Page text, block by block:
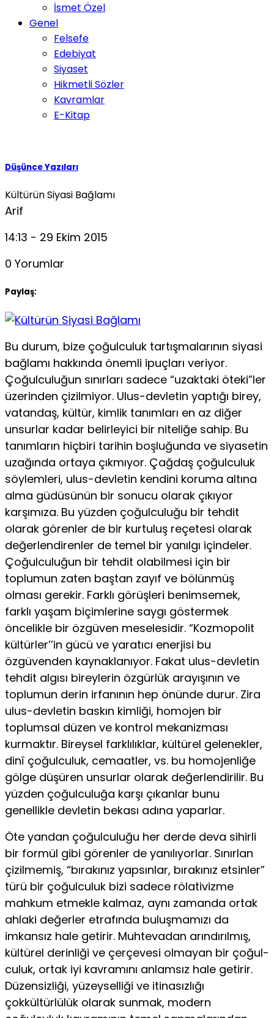
İsmet Özel
Genel
Felsefe
Edebiyat
Siyaset
Hikmetli Sözler
Kavramlar
E-Kitap
Düşünce Yazıları
Kültürün Siyasi Bağlamı
Arif
14:13 - 29 Ekim 2015
0 Yorumlar
Paylaş:
Bu durum, bize çoğulculuk tartışmalarının siyasi
bağlamı hakkında önemli ipuçları veriyor.
Çoğulculuğun sınırları sadece “uzaktaki öteki”ler
üzerinden çizilmiyor. Ulus-devletin yaptı­ğı birey,
vatandaş, kültür, kimlik tanımları en az diğer
unsurlar kadar belirleyici bir niteliğe sahip. Bu
tanımların hiçbiri tarihin boşluğunda ve siyasetin
uzağında ortaya çıkmıyor. Çağdaş çoğul­culuk
söylemleri, ulus-devletin kendini koruma altına
alma gü­düsünün bir sonucu olarak çıkıyor
karşımıza. Bu yüzden çoğul­culuğu bir tehdit
olarak görenler de bir kurtuluş reçetesi olarak
değerlendirenler de temel bir yanılgı içindeler.
Çoğulculuğun bir tehdit olabilmesi için bir
toplumun zaten baştan zayıf ve bölün­müş
olması gerekir. Farklı görüşleri benimsemek,
farklı yaşam biçimlerine saygı göstermek
öncelikle bir özgüven meselesidir. “Kozmopolit
kültürler’’in gücü ve yaratıcı enerjisi bu
özgüvenden kaynaklanıyor. Fakat ulus-devletin
tehdit algısı bireylerin öz­gürlük arayışının ve
toplumun derin irfanının hep önünde durur. Zira
ulus-devletin baskın kimliği, homojen bir
toplumsal düzen ve kontrol mekanizması
kurmaktır. Bireysel farklılıklar, kültürel gelenekler,
dinî çoğulculuk, cemaatler, vs. bu homojenliğe
gölge düşüren unsurlar olarak değerlendirilir. Bu
yüzden çoğulculuğa karşı çıkanlar bunu
genellikle devletin bekası adına yaparlar.
Öte yandan çoğulculuğu her derde deva sihirli
bir formül gibi görenler de yanılıyorlar. Sınırlan
çizilmemiş, “bırakınız yapsın­lar, bırakınız etsinler”
türü bir çoğulculuk bizi sadece rölativizme
mahkum etmekle kalmaz, aynı zamanda ortak
ahlaki değer­ler etrafında buluşmamızı da
imkansız hale getirir. Muhtevadan arındırılmış,
kültürel derinliği ve çerçevesi olmayan bir çoğul­
culuk, ortak iyi kavramını anlamsız hale getirir.
Düzensizliği, yüzeyselliği ve itinasızlığı
çokkültürlülük olarak sunmak, modern